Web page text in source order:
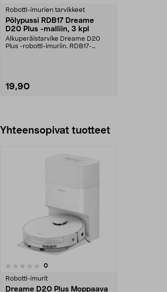
Robotti-imurien tarvikkeet
Pölypussi RDB17 Dreame
D20 Plus -malliin, 3 kpl
Alkuperäistarvike Dreame D20
Plus -robotti-imuriin. RDB17-
19,90
Yhteensopivat tuotteet
0arvostelut
Robotti-imurit
Dreame D20 Plus Moppaava